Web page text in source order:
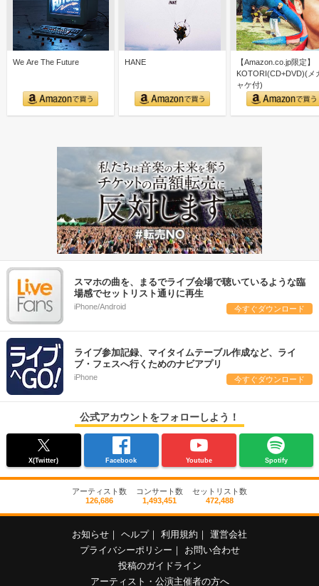
We Are The Future HANE
【Amazon.co.jp限定】
KOTORI(CD+DVD)(メ
ャケ付)
スマホの曲を、まるでライブ会場で聴いているような臨
場感でセットリスト通りに再生
iPhone/Android 今すぐダウンロード
ライブ参加記録、マイタイムテーブル作成など、ライ
ブ・フェスへ行くためのナビアプリ
iPhone 今すぐダウンロード
公式アカウントをフォローしよう！
X(Twitter) Facebook Youtube Spotify
アーティスト数
126,686
コンサート数
1,493,451
セットリスト数
472,488
お知らせ ヘルプ 利用規約
運営会社
プライバシーポリシー
お問い合わせ
投稿のガイドライン
アーティスト・公演主催者の方へ